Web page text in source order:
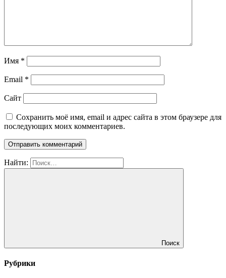
Имя *
Email *
Сайт
Сохранить моё имя, email и адрес сайта в этом браузере для
последующих моих комментариев.
Найти:
Поиск
Рубрики